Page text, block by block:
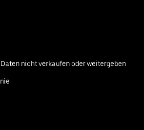
nicht verkaufen oder weitergeben